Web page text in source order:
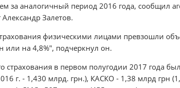
за аналогичный период 2016 года, сообщил
Залетов.
физическими лицами превзошли
или на 4,8%", подчеркнул он.
страхования в первом полугодии 2017 года
г. - 1,430 млрд. грн.), КАСКО - 1,38 млрд грн